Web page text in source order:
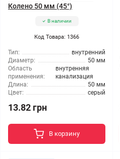
Колено 50 мм (45°)
В наличии
Код Товара: 1366
Тип:
внутренний
Диаметр:
50 мм
Область
применения:
внутренняя
канализация
Длина:
50 мм
Цвет:
серый
13.82 грн
В корзину